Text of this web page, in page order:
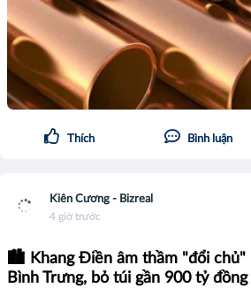
Thích Bình luận
Kiên Cương - Bizreal
4 giờ trước
🏙️ Khang Điền âm thầm "đổi chủ"
Bình Trưng, bỏ túi gần 900 tỷ